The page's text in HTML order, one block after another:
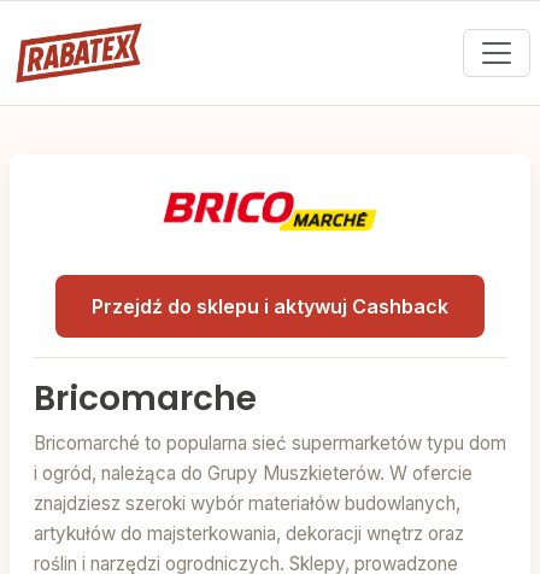
Przejdź do sklepu i aktywuj Cashback
Bricomarche
Bricomarché to popularna sieć supermarketów typu dom
i ogród, należąca do Grupy Muszkieterów. W ofercie
znajdziesz szeroki wybór materiałów budowlanych,
artykułów do majsterkowania, dekoracji wnętrz oraz
roślin i narzędzi ogrodniczych. Sklepy, prowadzone